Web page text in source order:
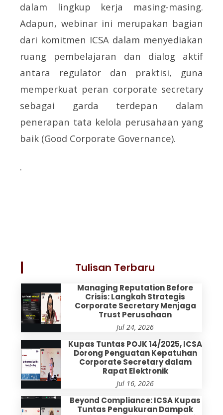
dalam lingkup kerja masing-masing.
Adapun, webinar ini merupakan bagian
dari komitmen ICSA dalam menyediakan
ruang pembelajaran dan dialog aktif
antara regulator dan praktisi, guna
memperkuat peran corporate secretary
sebagai garda terdepan dalam
penerapan tata kelola perusahaan yang
baik (Good Corporate Governance).
.
Tulisan Terbaru
Managing Reputation Before
Crisis: Langkah Strategis
Corporate Secretary Menjaga
Trust Perusahaan
Jul 24, 2026
Kupas Tuntas POJK 14/2025, ICSA
Dorong Penguatan Kepatuhan
Corporate Secretary dalam
Rapat Elektronik
Jul 16, 2026
Beyond Compliance: ICSA Kupas
Tuntas Pengukuran Dampak